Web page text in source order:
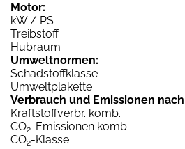
Motor:
kW / PS
Treibstoff
Hubraum
Umweltnormen:
Schadstoffklasse
Umweltplakette
Verbrauch und Emissionen nach
Kraftstoffverbr. komb.
CO2-Emissionen komb.
CO2-Klasse